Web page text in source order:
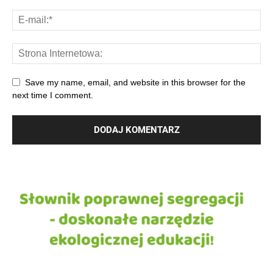
Save my name, email, and website in this browser for the
next time I comment.